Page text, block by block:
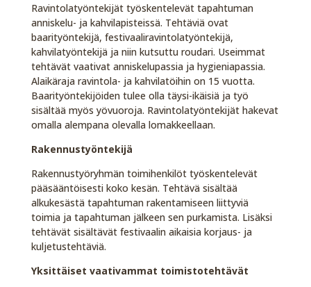
Ravintolatyöntekijät työskentelevät tapahtuman
anniskelu- ja kahvilapisteissä. Tehtäviä ovat
baarityöntekijä, festivaaliravintolatyöntekijä,
kahvilatyöntekijä ja niin kutsuttu roudari. Useimmat
tehtävät vaativat anniskelupassia ja hygieniapassia.
Alaikäraja ravintola- ja kahvilatöihin on 15 vuotta.
Baarityöntekijöiden tulee olla täysi-ikäisiä ja työ
sisältää myös yövuoroja. Ravintolatyöntekijät hakevat
omalla alempana olevalla lomakkeellaan.
Rakennustyöntekijä
Rakennustyöryhmän toimihenkilöt työskentelevät
pääsääntöisesti koko kesän. Tehtävä sisältää
alkukesästä tapahtuman rakentamiseen liittyviä
toimia ja tapahtuman jälkeen sen purkamista. Lisäksi
tehtävät sisältävät festivaalin aikaisia korjaus- ja
kuljetustehtäviä.
Yksittäiset vaativammat toimistotehtävät